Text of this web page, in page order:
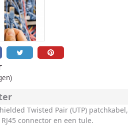
Twisted Pair (UTP) patchkabel,
connector en een tule.